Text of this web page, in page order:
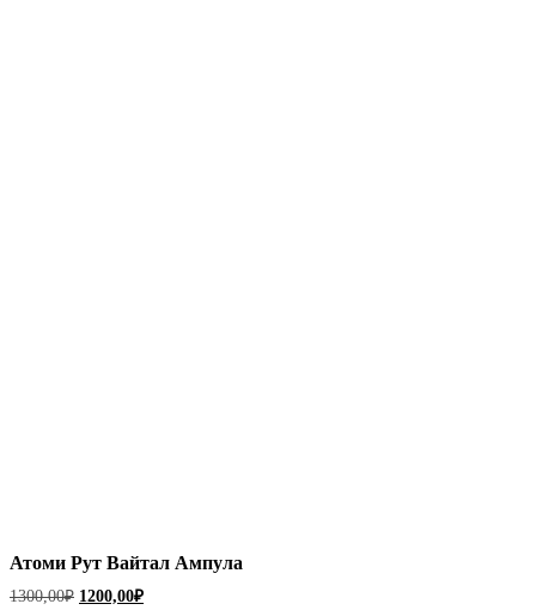
Атоми
Рут
Вайтал
Атоми Рут Вайтал Ампула
1300,00₽ Первоначальная
1200,00₽